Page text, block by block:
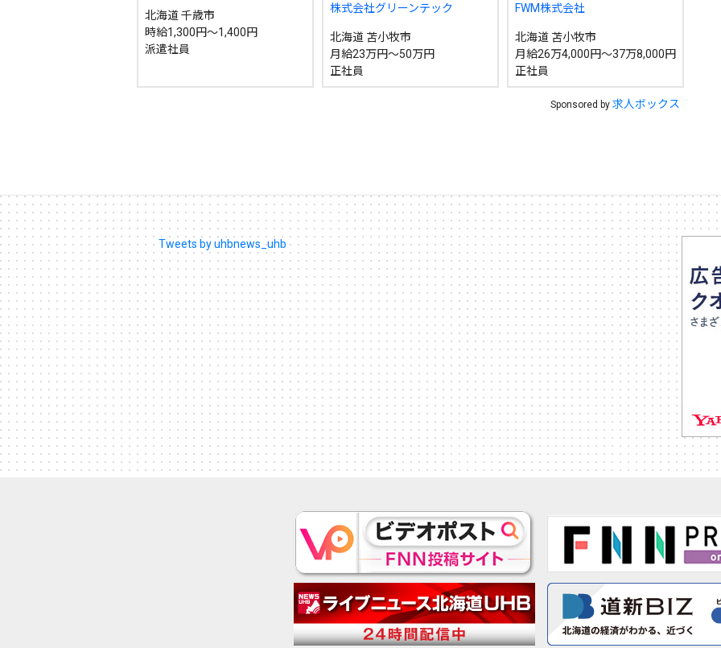
北海道 千歳市
時給1,300円～1,400円
派遣社員
株式会社グリーンテック
北海道 苫小牧市
月給23万円～50万円
正社員
FWM株式会社
北海道 苫小牧市
月給26万4,000円～37万8,000円
正社員
Sponsored by 求人ボックス
Tweets by uhbnews_uhb